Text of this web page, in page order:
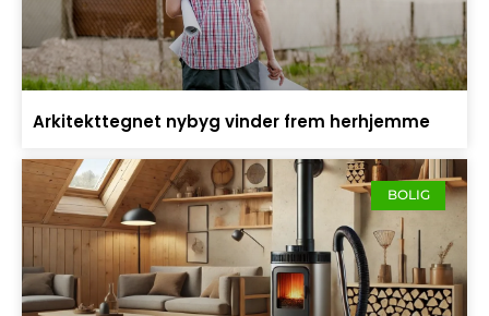
Arkitekttegnet nybyg vinder frem herhjemme
BOLIG